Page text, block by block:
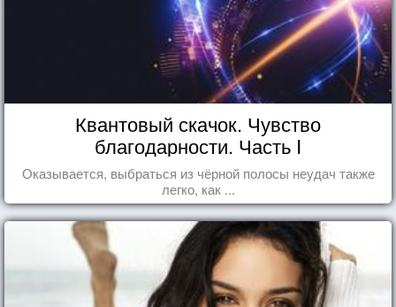
Квантовый скачок. Чувство
благодарности. Часть I
Оказывается, выбраться из чёрной полосы неудач также
легко, как ...